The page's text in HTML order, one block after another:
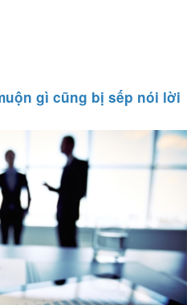
gì cũng bị sếp nói lời